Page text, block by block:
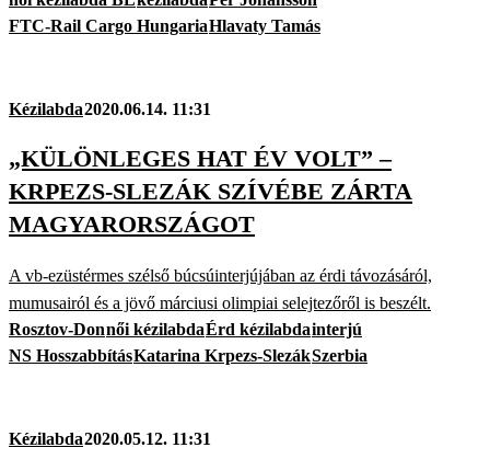
FTC-Rail Cargo HungariaHlavaty Tamás
Kézilabda2020.06.14. 11:31
„KÜLÖNLEGES HAT ÉV VOLT” –
KRPEZS-SLEZÁK SZÍVÉBE ZÁRTA
MAGYARORSZÁGOT
A vb-ezüstérmes szélső búcsúinterjújában az érdi távozásáról,
mumusairól és a jövő márciusi olimpiai selejtezőről is beszélt.
Rosztov-Donnői kézilabdaÉrd kézilabdainterjú
NS HosszabbításKatarina Krpezs-SlezákSzerbia
Kézilabda2020.05.12. 11:31